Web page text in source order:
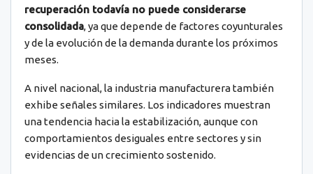
recuperación todavía no puede considerarse
consolidada, ya que depende de factores coyunturales
y de la evolución de la demanda durante los próximos
meses.
A nivel nacional, la industria manufacturera también
exhibe señales similares. Los indicadores muestran
una tendencia hacia la estabilización, aunque con
comportamientos desiguales entre sectores y sin
evidencias de un crecimiento sostenido.